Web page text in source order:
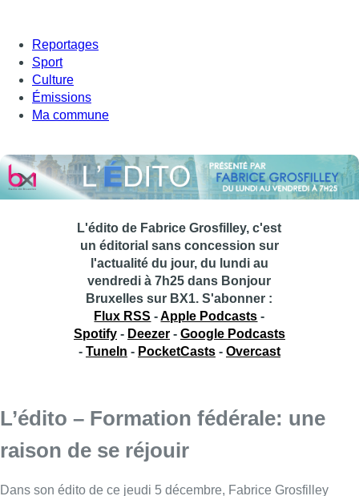
Reportages
Sport
Culture
Émissions
Ma commune
L'édito de Fabrice Grosfilley, c'est
un éditorial sans concession sur
l'actualité du jour, du lundi au
vendredi à 7h25 dans Bonjour
Bruxelles sur BX1.S'abonner :
Flux RSS -Apple Podcasts -
Spotify- Deezer- Google Podcasts
- TuneIn - PocketCasts- Overcast